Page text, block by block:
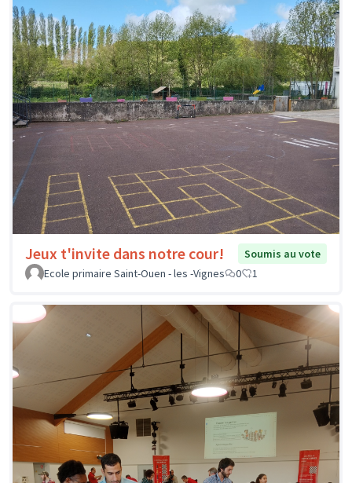
Jeux t'invite dans notre cour!
Soumis au vote
Ecole primaire Saint-Ouen - les -Vignes
0 1